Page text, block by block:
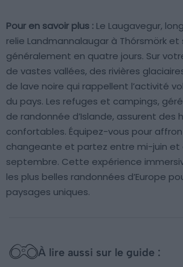
Pour en savoir plus : Le Laugavegur,
relie Landmannalaugar à Thórsmörk
généralement en quatre jours. Sur
de vastes vallées, des rivières
de lave noire qui rappellent l’activité
du pays. Les refuges et campings,
de randonnée d’Islande, assurent des
confortables. Équipez-vous pour
changeante et partez entre mi-juin et
septembre. Cette expérience
les plus belles randonnées d’Europe
paysages uniques.
À lire aussi sur le guide :